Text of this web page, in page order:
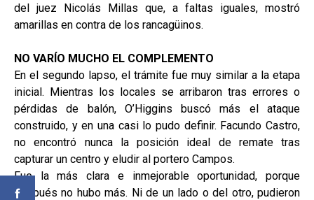
del juez Nicolás Millas que, a faltas iguales, mostró
amarillas en contra de los rancagüinos.
NO VARÍO MUCHO EL COMPLEMENTO
En el segundo lapso, el trámite fue muy similar a la etapa
inicial. Mientras los locales se arribaron tras errores o
pérdidas de balón, O’Higgins buscó más el ataque
construido, y en una casi lo pudo definir. Facundo Castro,
no encontró nunca la posición ideal de remate tras
capturar un centro y eludir al portero Campos.
Fue la más clara e inmejorable oportunidad, porque
después no hubo más. Ni de un lado o del otro, pudieron